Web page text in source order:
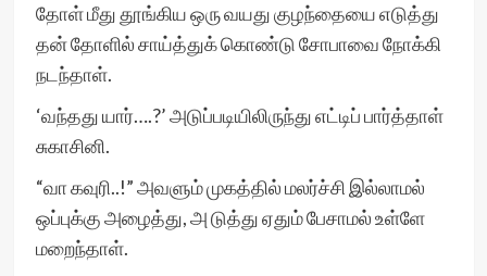
தோள் மீது தூங்கிய ஒரு வயது குழந்தையை எடுத்து
தன் தோளில் சாய்த்துக் கொண்டு சோபாவை நோக்கி
நடந்தாள்.
‘வந்தது யார்….?’ அடுப்படியிலிருந்து எட்டிப் பார்த்தாள்
சுகாசினி.
“வா கவுரி..!” அவளும் முகத்தில் மலர்ச்சி இல்லாமல்
ஒப்புக்கு அழைத்து, அ டுத்து ஏதும் பேசாமல் உள்ளே
மறைந்தாள்.